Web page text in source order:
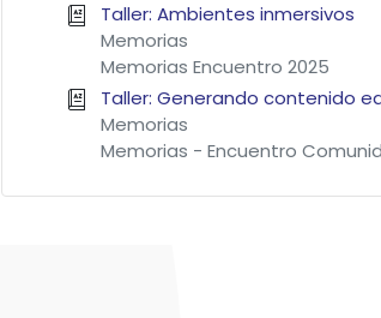
Taller: Ambientes inmersivos
Memorias
Memorias Encuentro 2025
Taller: Generando contenido
Memorias
Memorias - Encuentro